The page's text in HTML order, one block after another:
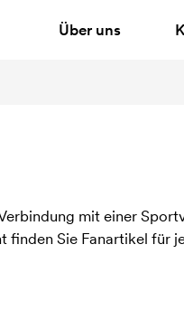
Über uns
mit einer
Sie Fanartikel für